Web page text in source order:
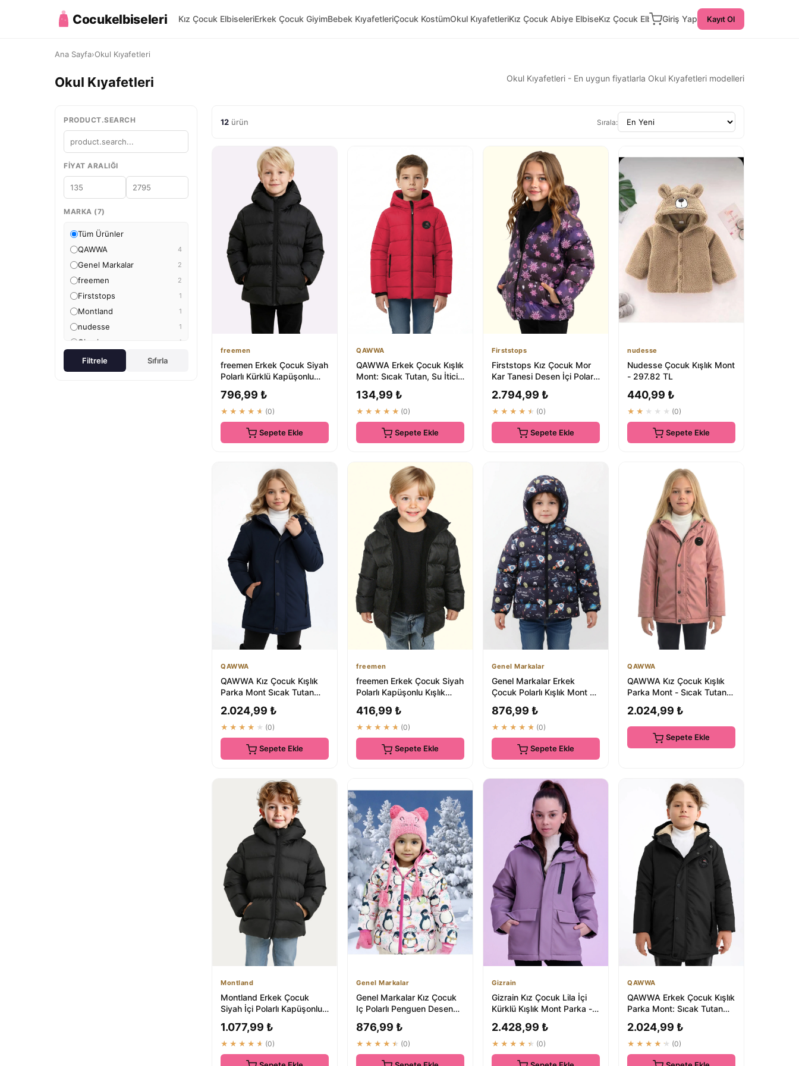
Cocukelbiseleri Kız Çocuk ElbiseleriErkek Çocuk GiyimBebek KıyafetleriÇocuk KostümOkul KıyafetleriKız Çocuk Abiye ElbiseKız Çocuk ElbiseGiriş Yap Kayıt Ol
Ana Sayfa›Okul Kıyafetleri
Okul Kıyafetleri Okul Kıyafetleri - En uygun fiyatlarla Okul Kıyafetleri modelleri
PRODUCT.SEARCH
FIYAT ARALIĞI
MARKA (7)
Tüm Ürünler
QAWWA
4
Genel Markalar 2
freemen 2
Firststops 1
Montland 1
nudesse 1
Gizrain 1
Filtrele Sıfırla
12 ürün Sırala:
freemen
freemen Erkek Çocuk Siyah
Polarlı Kürklü Kapüşonlu
...
796,99 ₺
★★★★★ (0)
Sepete Ekle
QAWWA
QAWWA Erkek Çocuk Kışlık
Mont: Sıcak Tutan, Su İtici
134,99 ₺
★★★★★ (0)
Sepete Ekle
Firststops
Firststops Kız Çocuk Mor
Kar Tanesi Desen İçi Polar
2.794,99 ₺
★★★★★ (0)
Sepete Ekle
nudesse
Nudesse Çocuk Kışlık Mont
- 297.82 TL
440,99 ₺
★★★★★ (0)
Sepete Ekle
QAWWA
QAWWA Kız Çocuk Kışlık
Parka Mont Sıcak Tutan
2.024,99 ₺
★★★★★ (0)
Sepete Ekle
freemen
freemen Erkek Çocuk Siyah
Polarlı Kapüşonlu Kışlık
Geçirmez...
416,99 ₺
★★★★★ (0)
Sepete Ekle
Genel Markalar
Genel Markalar Erkek
Çocuk Polarlı Kışlık Mont &
Desenli
876,99 ₺
★★★★★ (0)
Sepete Ekle
QAWWA
QAWWA Kız Çocuk Kışlık
Parka Mont - Sıcak Tutan
2.024,99 ₺
Sepete Ekle
Montland
Montland Erkek Çocuk
Siyah İçi Polarlı Kapüşonlu
1.077,99 ₺
★★★★★ (0)
Genel Markalar
Genel Markalar Kız Çocuk
Iç Polarlı Penguen Desen
103
876,99 ₺
★★★★★ (0)
Gizrain
Gizrain Kız Çocuk Lila İçi
Kürklü Kışlık Mont Parka -
2.428,99 ₺
★★★★★ (0)
QAWWA
QAWWA Erkek Çocuk Kışlık
Parka Mont: Sıcak Tutan
2.024,99 ₺
★★★★★ (0)